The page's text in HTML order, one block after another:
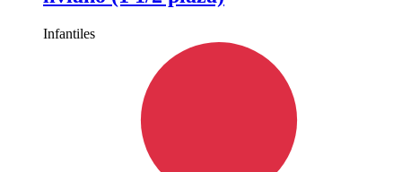
Infantiles